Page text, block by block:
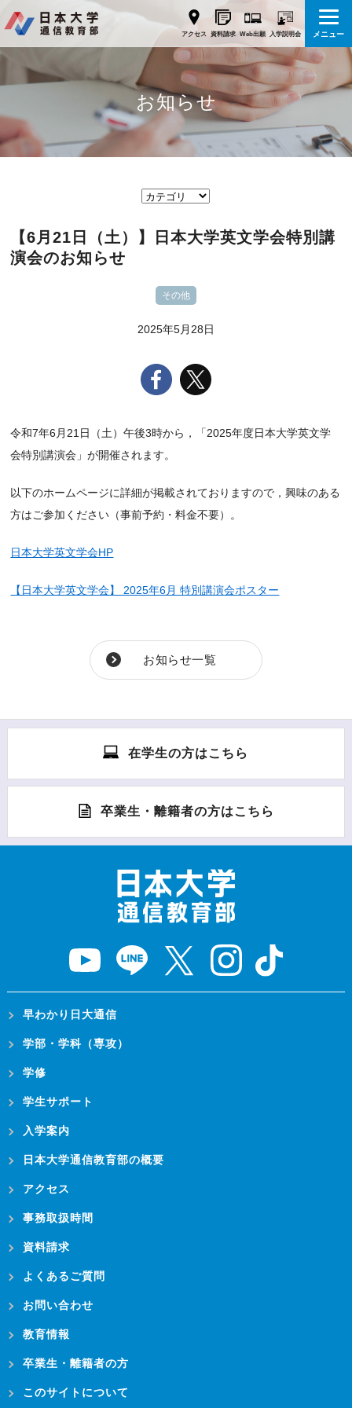
アクセス 資料請求 Web出願 入学説明会 メニュー
お知らせ
【6月21日（土）】日本大学英文学会特別講
演会のお知らせ
その他
2025年5月28日
令和7年6月21日（土）午後3時から，「2025年度日本大学英文学
会特別講演会」が開催されます。
以下のホームページに詳細が掲載されておりますので，興味のある
方はご参加ください（事前予約・料金不要）。
日本大学英文学会HP
【日本大学英文学会】 2025年6月 特別講演会ポスター
お知らせ一覧
在学生の方はこちら
卒業生・離籍者の方はこちら
早わかり日大通信
学部・学科（専攻）
学修
学生サポート
入学案内
日本大学通信教育部の概要
アクセス
事務取扱時間
資料請求
よくあるご質問
お問い合わせ
教育情報
卒業生・離籍者の方
このサイトについて